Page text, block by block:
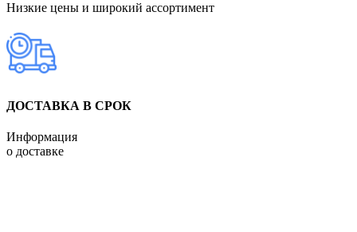
Низкие цены и широкий ассортимент
ДОСТАВКА В СРОК
Информация
о доставке